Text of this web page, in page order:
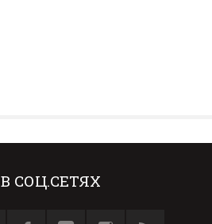
В СОЦ.СЕТЯХ